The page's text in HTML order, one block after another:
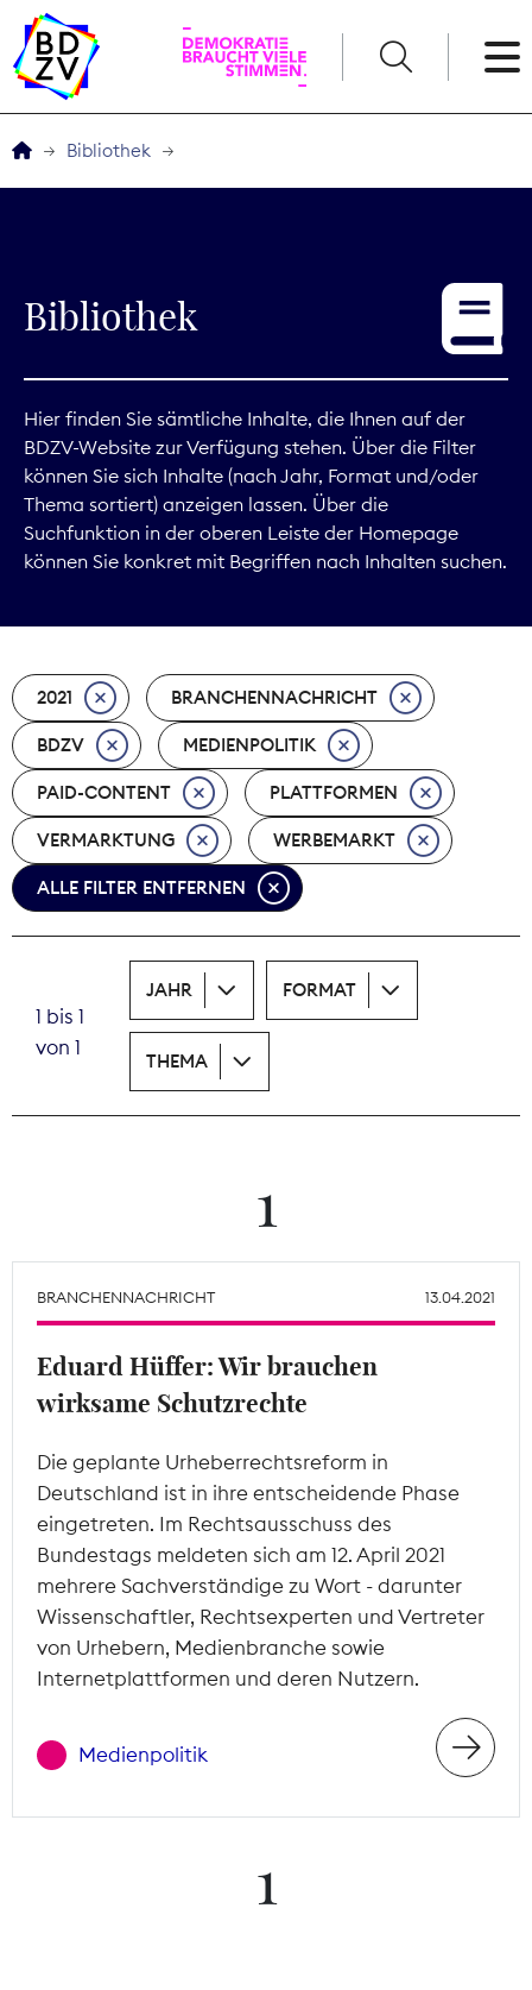
Service
Digitales
Kommunikation
Marktdaten
Nachhaltigkeit
Nachwuchs
Nova Award
Pressefreiheit
Print
Recht
Tarifpolitik
Theodor-Wolff-Preis
Mitgliederbereich
Bibliothek
Bibliothek
Hier finden Sie sämtliche Inhalte, die Ihnen auf der
BDZV-Website zur Verfügung stehen. Über die Filter
können Sie sich Inhalte (nach Jahr, Format und/oder
Thema sortiert) anzeigen lassen. Über die
Suchfunktion in der oberen Leiste der Homepage
können Sie konkret mit Begriffen nach Inhalten suchen.
2021 BRANCHENNACHRICHT
BDZV MEDIENPOLITIK
PAID-CONTENT PLATTFORMEN
VERMARKTUNG WERBEMARKT
ALLE FILTER ENTFERNEN
1 bis 1
von 1
JAHR FORMAT
THEMA
1
BRANCHENNACHRICHT 13.04.2021
Eduard Hüffer: Wir brauchen
wirksame Schutzrechte
Die geplante Urheberrechtsreform in
Deutschland ist in ihre entscheidende Phase
eingetreten. Im Rechtsausschuss des
Bundestags meldeten sich am 12. April 2021
mehrere Sachverständige zu Wort - darunter
Wissenschaftler, Rechtsexperten und Vertreter
von Urhebern, Medienbranche sowie
Internetplattformen und deren Nutzern.
Medienpolitik
1